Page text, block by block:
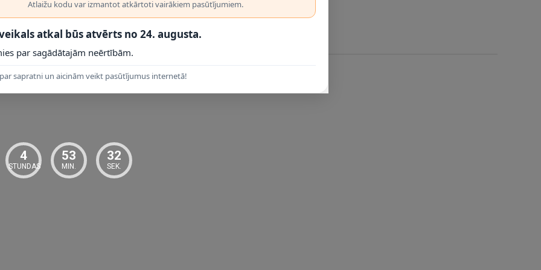
Atlaižu kodu var izmantot atkārtoti vairākiem pasūtījumiem.
atkal būs atvērts no 24. augusta.
par sagādātajām neērtībām.
sapratni un aicinām veikt pasūtījumus internetā!
4
STUNDAS
53
MIN.
31
SEK.